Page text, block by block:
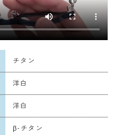
チタン
洋白
洋白
β-チタン